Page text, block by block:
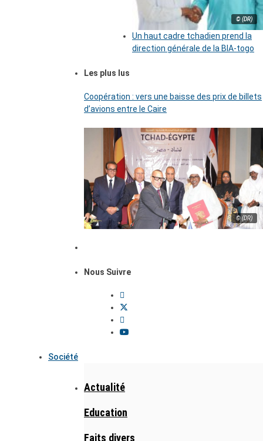
© (DR)
Un haut cadre tchadien prend la
direction générale de la BIA-togo
Les plus lus
Coopération : vers une baisse des prix de billets
d’avions entre le Caire
© (DR)
Nous Suivre
Société
Actualité
Education
Faits divers